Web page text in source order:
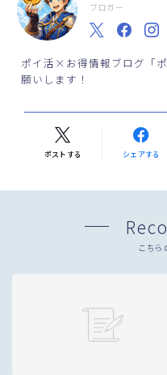
ブロガー
ポイ活×お得情報ブログ「
願いします！
ポストする シェアする
こちら